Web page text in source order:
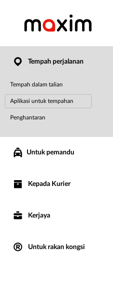
Tempah perjalanan
Tempah dalam talian
Aplikasi untuk tempahan
Penghantaran
Untuk pemandu
Kepada Kurier
Kerjaya
Untuk rakan kongsi